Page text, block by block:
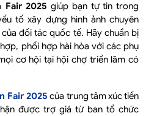
2025 giúp bạn tự tin trong
tố xây dựng hình ảnh chuyên
đối tác quốc tế. Hãy chuẩn bị
phối hợp hài hòa với các phụ
cơ hội tại hội chợ triển lãm có
Fair 2025 của trung tâm xúc tiến
được trợ giá từ ban tổ chức